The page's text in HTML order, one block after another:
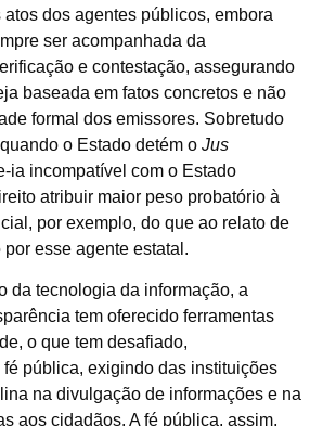
dos agentes públicos, embora
ser acompanhada da
e contestação, assegurando
baseada em fatos concretos e não
formal dos emissores. Sobretudo
o Estado detém o Jus
ia incompatível com o Estado
atribuir maior peso probatório à
por exemplo, do que ao relato de
esse agente estatal.
da tecnologia da informação, a
tem oferecido ferramentas
o que tem desafiado,
pública, exigindo das instituições
na divulgação de informações e na
aos cidadãos. A fé pública, assim,